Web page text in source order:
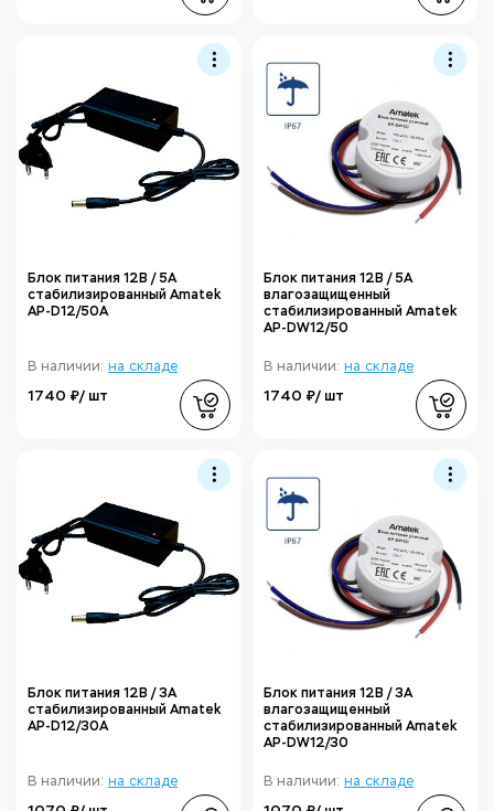
Блок питания 12В / 5А
стабилизированный Amatek
AP-D12/50A
В наличии: на складе
1740 ₽/ шт
Блок питания 12В / 5А
влагозащищенный
стабилизированный Amatek
AP-DW12/50
В наличии: на складе
1740 ₽/ шт
Блок питания 12В / 3А
стабилизированный Amatek
AP-D12/30A
В наличии: на складе
Блок питания 12В / 3А
влагозащищенный
стабилизированный Amatek
AP-DW12/30
В наличии: на складе